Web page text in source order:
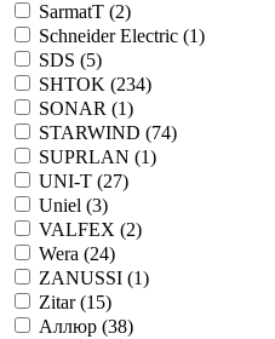
SarmatT (2)
Schneider Electric (1)
SDS (5)
SHTOK (234)
SONAR (1)
STARWIND (74)
SUPRLAN (1)
UNI-T (27)
Uniel (3)
VALFEX (2)
Wera (24)
ZANUSSI (1)
Zitar (15)
Аллюр (38)